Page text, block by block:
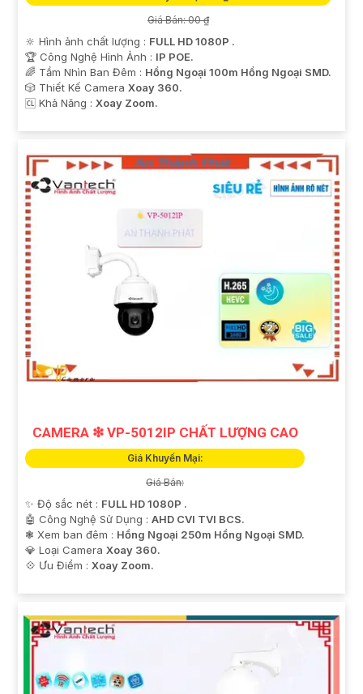
Giá Bán: 00 ₫
🔆 Hình ảnh chất lượng : FULL HD 1080P .
🏆 Công Nghệ Hình Ảnh : IP POE.
🌈 Tầm Nhìn Ban Đêm : Hồng Ngoại 100m Hồng Ngoại SMD.
🎲 Thiết Kế Camera Xoay 360.
️🆑 Khả Năng : Xoay Zoom.
CAMERA ❇ VP-5012IP CHẤT LƯỢNG CAO
Giá Khuyến Mại:
Giá Bán:
✨ Độ sắc nét : FULL HD 1080P .
🤖️ Công Nghệ Sử Dụng : AHD CVI TVI BCS.
❃ Xem ban đêm : Hồng Ngoại 250m Hồng Ngoại SMD.
💎 Loại Camera Xoay 360.
️💠 Ưu Điểm : Xoay Zoom.